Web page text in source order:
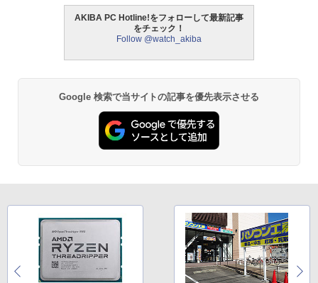
AKIBA PC Hotline!をフォローして最新記事
をチェック！
Follow @watch_akiba
Google 検索で当サイトの記事を優先表示させる